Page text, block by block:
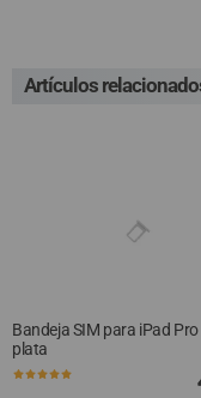
Artículos
Bandeja SIM para iPad
plata